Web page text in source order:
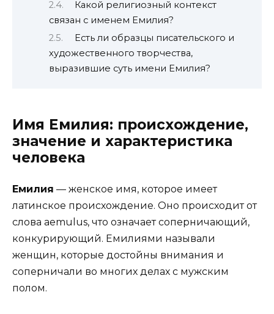
Какой религиозный контекст
связан с именем Емилия?
Есть ли образцы писательского и
художественного творчества,
выразившие суть имени Емилия?
Имя Емилия: происхождение,
значение и характеристика
человека
Емилия — женское имя, которое имеет
латинское происхождение. Оно происходит от
слова aemulus, что означает соперничающий,
конкурирующий. Емилиями называли
женщин, которые достойны внимания и
соперничали во многих делах с мужским
полом.